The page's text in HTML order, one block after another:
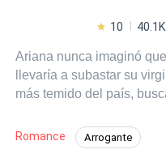
protegería, y
10
Ariana nunca imaginó
llevaría a subastar su
más temido del país,
como un trato por dinero
poder, deseo y
Romance Arrogante